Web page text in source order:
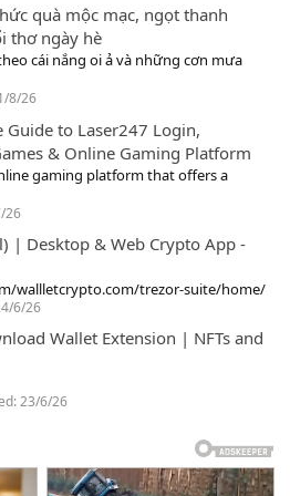
quà mộc mạc, ngọt thanh
thơ ngày hè
cái nắng oi ả và những cơn mưa
8/26
Guide to Laser247 Login,
& Online Gaming Platform
gaming platform that offers a
26
| Desktop & Web Crypto App -
wallletcrypto.com/trezor-suite/home/
6/26
Wallet Extension | NFTs and
23/6/26